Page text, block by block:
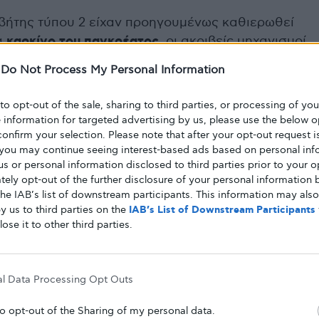
Do Not Process My Personal Information
opt-out of the sale, sharing to third parties, or processing of
information for targeted advertising by us, please use the below
your selection. Please note that after your opt-out request
may continue seeing interest-based ads based on personal
or personal information disclosed to third parties prior to your
opt-out of the further disclosure of your personal information
IAB’s list of downstream participants. This information may
us to third parties on the IAB’s List of Downstream Participants
it to other third parties.
Data Processing Opt Outs
opt-out of the Sharing of my personal data.
τύπου 2 είχαν προηγουμένως καθιερωθεί
καρκίνο του παγκρέατος, οι ακριβείς μηχανισμοί
παρέμειναν ασαφείς. Αυτή η νέα μελέτη ρίχνει
και των υποδοχέων της σε αυτή τη διαδικασία.
συμβάλλει άμεσα στην έναρξη του
των υποδοχέων ινσουλίνης στα κυψελιδικά
Zhang, η πρώτη συγγραφέας της μελέτης που
της από το UBC. «Ο μηχανισμός
πεπτικών ενζύμων, που οδηγεί σε
».
αναγνωρισμένη για τον ρόλο της στη ρύθμιση
η μελέτη υπογραμμίζει τη σημασία της στα
δείχνουν ότι η
των κυττάρων στην παραγωγή πεπτικών